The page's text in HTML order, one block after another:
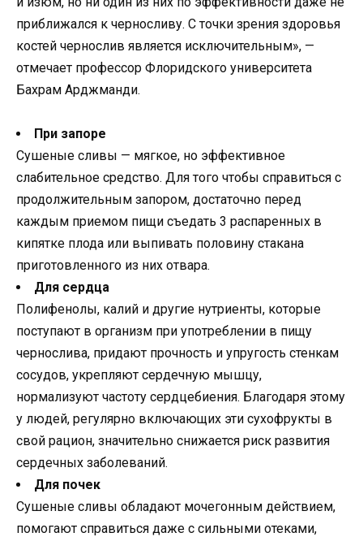
приближался к черносливу. С точки зрения здоровья
костей чернослив является исключительным», —
отмечает профессор Флоридского университета
Бахрам Арджманди.
При запоре
Сушеные сливы — мягкое, но эффективное
слабительное средство. Для того чтобы справиться с
продолжительным запором, достаточно перед
каждым приемом пищи съедать 3 распаренных в
кипятке плода или выпивать половину стакана
приготовленного из них отвара.
Для сердца
Полифенолы, калий и другие нутриенты, которые
поступают в организм при употреблении в пищу
чернослива, придают прочность и упругость стенкам
сосудов, укрепляют сердечную мышцу,
нормализуют частоту сердцебиения. Благодаря этому
у людей, регулярно включающих эти сухофрукты в
свой рацион, значительно снижается риск развития
сердечных заболеваний.
Для почек
Сушеные сливы обладают мочегонным действием,
помогают справиться даже с сильными отеками,